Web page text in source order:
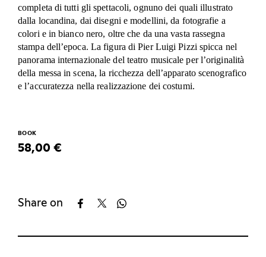
completa di tutti gli spettacoli, ognuno dei quali illustrato
dalla locandina, dai disegni e modellini, da fotografie a
colori e in bianco nero, oltre che da una vasta rassegna
stampa dell’epoca. La figura di Pier Luigi Pizzi spicca nel
panorama internazionale del teatro musicale per l’originalità
della messa in scena, la ricchezza dell’apparato scenografico
e l’accuratezza nella realizzazione dei costumi.
BOOK
58,00 €
Share on